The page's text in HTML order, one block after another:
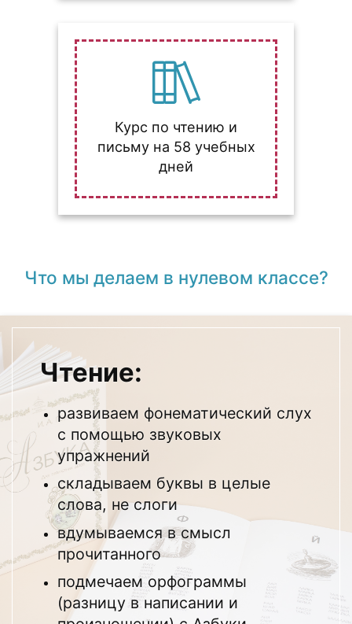
Курс по чтению и
письму на 58 учебных
дней
Что мы делаем в нулевом классе?
Чтение:
развиваем фонематический слух
с помощью звуковых
упражнений
складываем буквы в целые
слова, не слоги
вдумываемся в смысл
прочитанного
подмечаем орфограммы
(разницу в написании и